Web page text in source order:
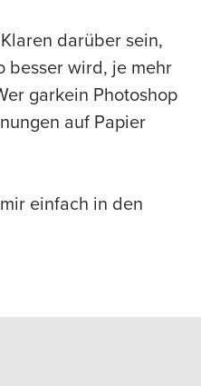
darüber sein,
besser wird, je mehr
garkein Photoshop
auf Papier
einfach in den